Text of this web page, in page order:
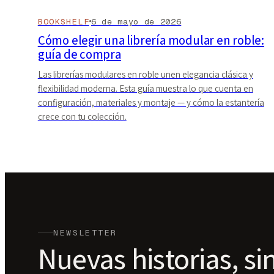
BOOKSHELF 6 de mayo de 2026
Cómo elegir una librería modular en roble:
guía de compra
Las librerías modulares en roble unen elegancia clásica y
flexibilidad moderna. Esta guía muestra lo que cuenta en
configuración, materiales y montaje — y cómo la estantería
crece con tu colección.
NEWSLETTER
Nuevas historias,